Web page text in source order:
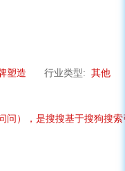
塑造 行业类型: 其他
问），是搜搜基于搜狗搜